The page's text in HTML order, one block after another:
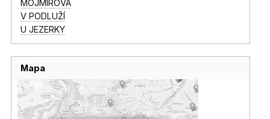
MOJMÍROVA
V PODLUŽÍ
U JEZERKY
Mapa